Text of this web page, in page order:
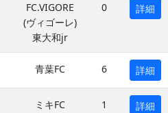
FC.VIGORE
(ヴィゴーレ)
東大和jr
0 詳細
青葉FC 6 詳細
ミキFC 1 詳細